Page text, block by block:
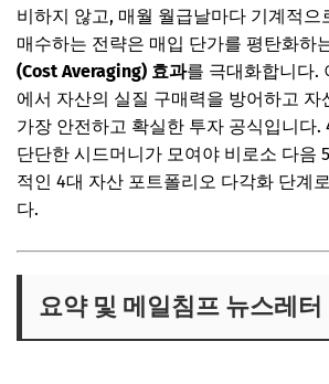
비하지 않고, 매월 월급날마다 기계적으
매수하는 전략은 매입 단가를 평탄화하
(Cost Averaging) 효과를 극대화합니다.
에서 자산의 실질 구매력을 방어하고 자
가장 안전하고 확실한 투자 공식입니다.
단단한 시드머니가 모여야 비로소 다음
적인 4대 자산 포트폴리오 다각화 단계
다.
요약 및 메일침프 뉴스레터